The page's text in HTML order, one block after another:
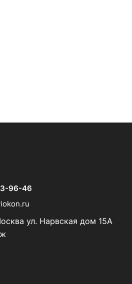
96-46
ул. Нарвская дом 15А